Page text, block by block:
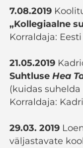
7.08.2019
„Kollegiaalne
Korraldaja:
21.05.2019
Suhtluse Hea
(kuidas
Korraldaja:
29.03. 2019
väljastavate